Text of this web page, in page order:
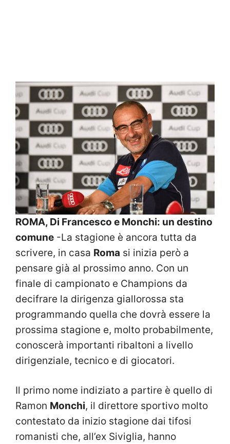
ROMA, Di Francesco e Monchi: un destino
comune -La stagione è ancora tutta da
scrivere, in casa Roma si inizia però a
pensare già al prossimo anno. Con un
finale di campionato e Champions da
decifrare la dirigenza giallorossa sta
programmando quella che dovrà essere la
prossima stagione e, molto probabilmente,
conoscerà importanti ribaltoni a livello
dirigenziale, tecnico e di giocatori.
Il primo nome indiziato a partire è quello di
Ramon Monchi, il direttore sportivo molto
contestato da inizio stagione dai tifosi
romanisti che, all’ex Siviglia, hanno